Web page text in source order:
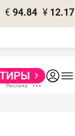
€ 94.84 ¥ 12.17